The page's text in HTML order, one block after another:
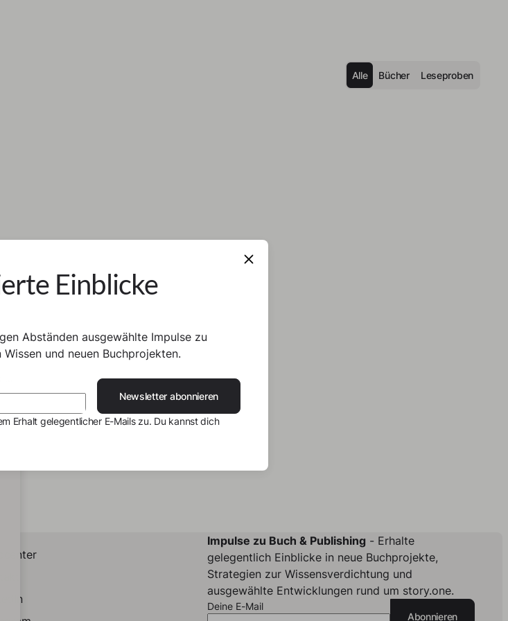
Alle Bücher Leseproben
Impulse zu Buch & Publishing- Erhalte
gelegentlich Einblicke in neue Buchprojekte,
Strategien zur Wissensverdichtung und
ausgewählte Entwicklungen rund um story.one.
Deine E-Mail
Abonnieren
Einblicke
Abständen ausgewählte Impulse zu
und neuen Buchprojekten.
Newsletter abonnieren
Erhalt gelegentlicher E-Mails zu. Du kannst dich